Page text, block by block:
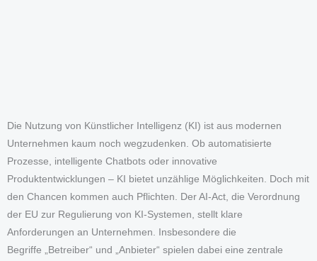
Die Nutzung von Künstlicher Intelligenz (KI) ist aus modernen
Unternehmen kaum noch wegzudenken. Ob automatisierte
Prozesse, intelligente Chatbots oder innovative
Produktentwicklungen – KI bietet unzählige Möglichkeiten. Doch mit
den Chancen kommen auch Pflichten. Der AI-Act, die Verordnung
der EU zur Regulierung von KI-Systemen, stellt klare
Anforderungen an Unternehmen. Insbesondere die
Begriffe „Betreiber“ und „Anbieter“ spielen dabei eine zentrale